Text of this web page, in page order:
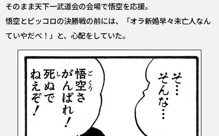
そのまま天下一武道会の会場で悟空を応援。
悟空とピッコロの決勝戦の前には、「オラ新婚早々未亡人なん
ていやだべ！」と、心配をしていた。